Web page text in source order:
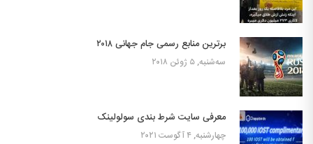
برترین منابع رسمی جام جهانی ۲۰۱۸
سه‌شنبه, ۵ ژوئن ۲۰۱۸
معرفی سایت شرط بندی سولولینک
چهارشنبه, ۴ آگوست ۲۰۲۱